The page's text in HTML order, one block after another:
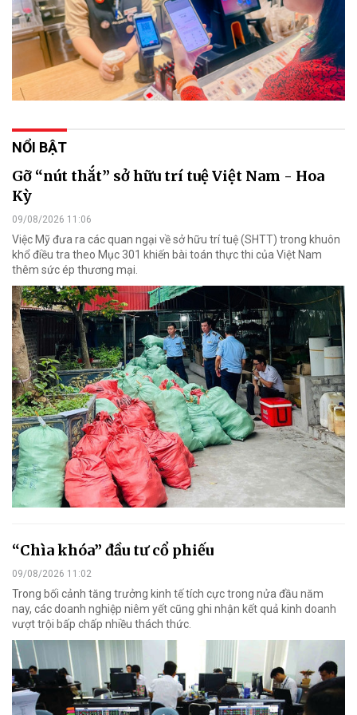
NỔI BẬT
Gỡ “nút thắt” sở hữu trí tuệ Việt Nam - Hoa
Kỳ
09/08/2026 11:06
Việc Mỹ đưa ra các quan ngại về sở hữu trí tuệ (SHTT) trong khuôn
khổ điều tra theo Mục 301 khiến bài toán thực thi của Việt Nam
thêm sức ép thương mại.
“Chìa khóa” đầu tư cổ phiếu
09/08/2026 11:02
Trong bối cảnh tăng trưởng kinh tế tích cực trong nửa đầu năm
nay, các doanh nghiệp niêm yết cũng ghi nhận kết quả kinh doanh
vượt trội bấp chấp nhiều thách thức.